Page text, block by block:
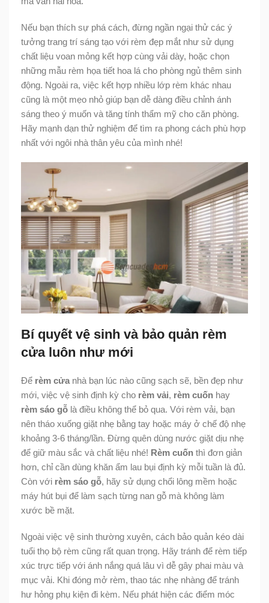
Nếu bạn thích sự phá cách, đừng ngần ngại thử các ý
tưởng trang trí sáng tạo với rèm đẹp mắt như sử dụng
chất liệu voan mỏng kết hợp cùng vải dày, hoặc chọn
những mẫu rèm họa tiết hoa lá cho phòng ngủ thêm sinh
động. Ngoài ra, việc kết hợp nhiều lớp rèm khác nhau
cũng là một mẹo nhỏ giúp bạn dễ dàng điều chỉnh ánh
sáng theo ý muốn và tăng tính thẩm mỹ cho căn phòng.
Hãy mạnh dạn thử nghiệm để tìm ra phong cách phù hợp
nhất với ngôi nhà thân yêu của mình nhé!
Bí quyết vệ sinh và bảo quản rèm
cửa luôn như mới
Để rèm cửa nhà bạn lúc nào cũng sạch sẽ, bền đẹp như
mới, việc vệ sinh định kỳ cho rèm vải, rèm cuốn hay
rèm sáo gỗ là điều không thể bỏ qua. Với rèm vải, bạn
nên tháo xuống giặt nhẹ bằng tay hoặc máy ở chế độ nhẹ
khoảng 3-6 tháng/lần. Đừng quên dùng nước giặt dịu nhẹ
để giữ màu sắc và chất liệu nhé! Rèm cuốn thì đơn giản
hơn, chỉ cần dùng khăn ẩm lau bụi định kỳ mỗi tuần là đủ.
Còn với rèm sáo gỗ, hãy sử dụng chổi lông mềm hoặc
máy hút bụi để làm sạch từng nan gỗ mà không làm
xước bề mặt.
Ngoài việc vệ sinh thường xuyên, cách bảo quản kéo dài
tuổi thọ bộ rèm cũng rất quan trọng. Hãy tránh để rèm tiếp
xúc trực tiếp với ánh nắng quá lâu vì dễ gây phai màu và
mục vải. Khi đóng mở rèm, thao tác nhẹ nhàng để tránh
hư hỏng phụ kiện đi kèm. Nếu phát hiện các điểm móc